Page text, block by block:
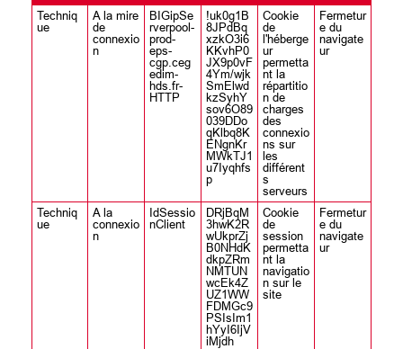
Techniq
ue
A la mire
de
connexio
n
BIGipSe
rverpool-
prod-
eps-
cgp.ceg
edim-
hds.fr-
HTTP
!uk0g1B
8JPdBq
xzkO3i6
KKvhP0
JX9p0vF
4Ym/wjk
SmElwd
kzSyhY
sov6O89
039DDo
qKlbq8K
ENgnKr
MWkTJ1
u7Iyqhfs
p
Cookie
de
l'héberge
ur
permetta
nt la
répartitio
n de
charges
des
connexio
ns sur
les
différent
s
serveurs
Fermetur
e du
navigate
ur
Techniq
ue
A la
connexio
n
IdSessio
nClient
DRjBqM
3hwK2R
wUkprZj
B0NHdK
dkpZRm
NMTUN
wcEk4Z
UZ1WW
FDMGc9
PSIsIm1
hYyI6IjV
iMjdh
Cookie
de
session
permetta
nt la
navigatio
n sur le
site
Fermetur
e du
navigate
ur